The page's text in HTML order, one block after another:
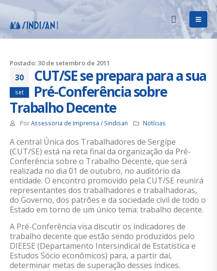
Postado: 30 de setembro de 2011
30
set
CUT/SE se prepara para a sua
Pré-Conferência sobre
Trabalho Decente
PorAssessoria de Imprensa / Sindisan Notícias
A central Única dos Trabalhadores de Sergipe
(CUT/SE) está na reta final da organização da Pré-
Conferência sobre o Trabalho Decente, que será
realizada no dia 01 de outubro, no auditório da
entidade. O encontro promovido pela CUT/SE reunirá
representantes dos trabalhadores e trabalhadoras,
do Governo, dos patrões e da sociedade civil de todo o
Estado em torno de um único tema: trabalho decente.
A Pré-Conferência visa discutir os indicadores de
trabalho decente que estão sendo produzidos pelo
DIEESE (Departamento Intersindical de Estatística e
Estudos Sócio econômicos) para, a partir daí,
determinar metas de superação desses índices.